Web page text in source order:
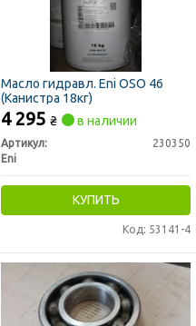
Масло гидравл. Eni OSO 46
(Канистра 18кг)
4 295 ₴ в наличии
Артикул:
230350
Eni
КУПИТЬ
Код: 53141-4